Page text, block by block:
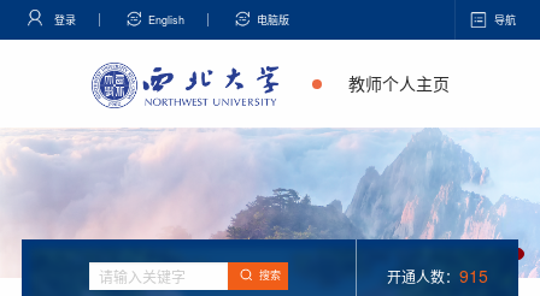
登录 English 电脑版 导航
教师个人主页
搜索 开通人数： 915